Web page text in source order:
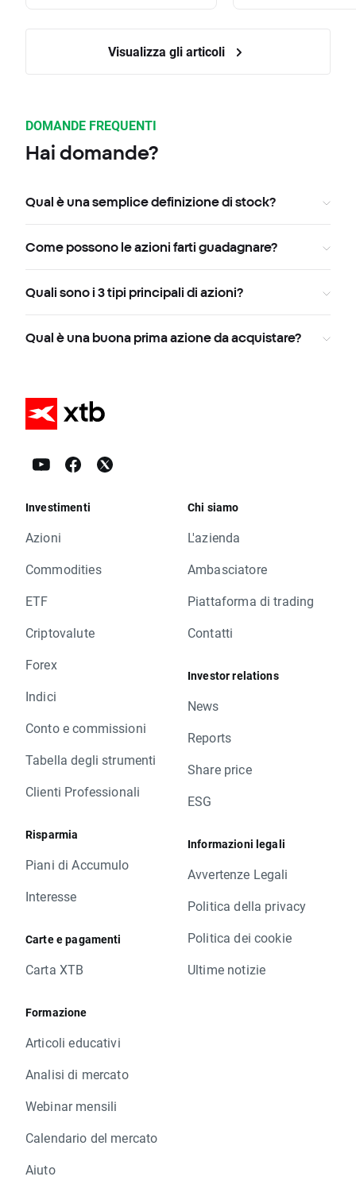
Visualizza gli articoli
DOMANDE FREQUENTI
Hai domande?
Qual è una semplice definizione di stock?
Come possono le azioni farti guadagnare?
Quali sono i 3 tipi principali di azioni?
Qual è una buona prima azione da acquistare?
Investimenti
Azioni
Commodities
ETF
Criptovalute
Forex
Indici
Conto e commissioni
Tabella degli strumenti
Clienti Professionali
Risparmia
Piani di Accumulo
Interesse
Carte e pagamenti
Carta XTB
Formazione
Articoli educativi
Analisi di mercato
Webinar mensili
Calendario del mercato
Aiuto
Chi siamo
L'azienda
Ambasciatore
Piattaforma di trading
Contatti
Investor relations
News
Reports
Share price
ESG
Informazioni legali
Avvertenze Legali
Politica della privacy
Politica dei cookie
Ultime notizie